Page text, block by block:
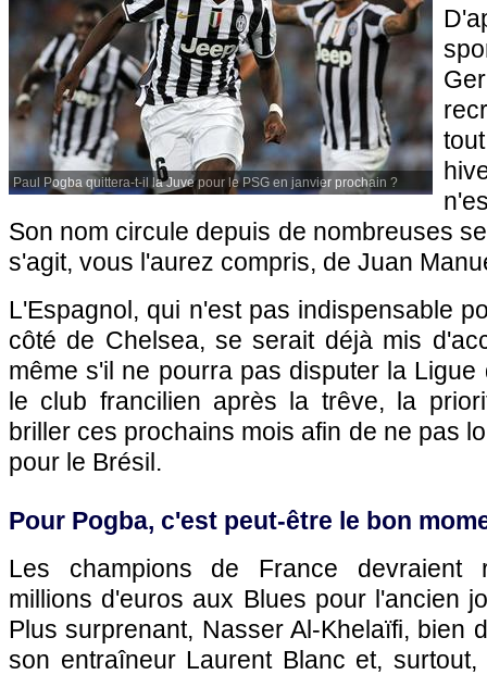
Paul Pogba quittera-t-il la Juve pour le PSG en janvier prochain ?
Son nom circule depuis de nombreuses
s'agit, vous l'aurez compris, de Juan
L'Espagnol, qui n'est pas indispensable
côté de Chelsea, se serait déjà mis
même s'il ne pourra pas disputer la
le club francilien après la trêve, la
briller ces prochains mois afin de ne pas
pour le Brésil.
Pour Pogba, c'est peut-être le bon
Les champions de France devraient
millions d'euros aux Blues pour l'ancien
Plus surprenant, Nasser Al-Khelaïfi, bien
son entraîneur Laurent Blanc et,